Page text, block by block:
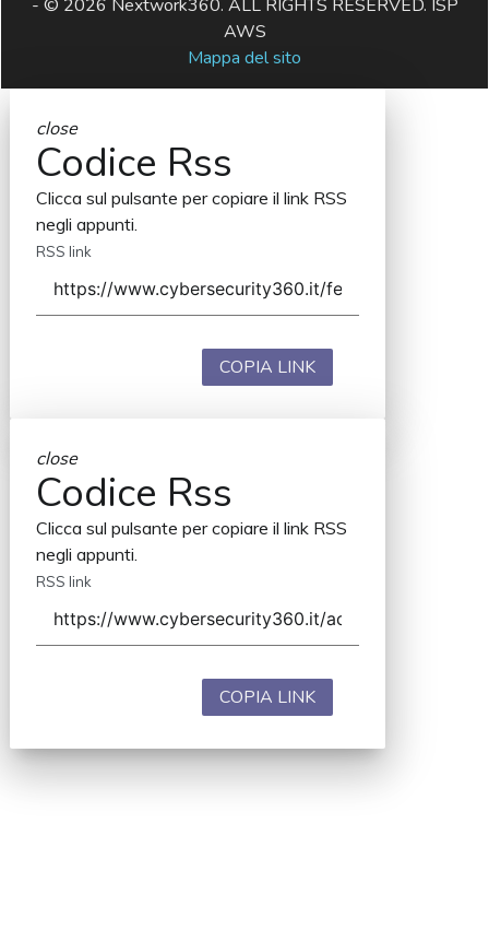
- © 2026 Nextwork360. ALL RIGHTS RESERVED. ISP
AWS
Mappa del sito
close
Codice Rss
Clicca sul pulsante per copiare il link RSS
negli appunti.
RSS link
COPIA LINK
close
Codice Rss
Clicca sul pulsante per copiare il link RSS
negli appunti.
RSS link
COPIA LINK